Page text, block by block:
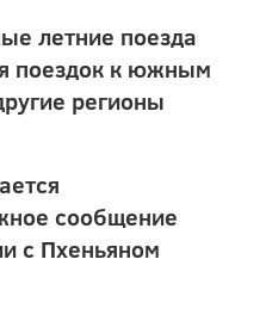
летние поезда
поездок к южным
регионы
сообщение
с Пхеньяном